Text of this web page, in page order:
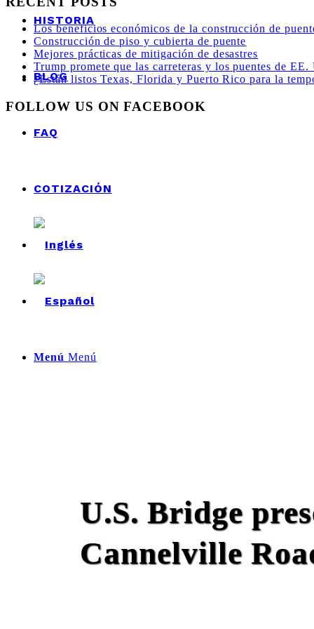
HISTORIA
BLOG
FAQ
COTIZACIÓN
Menú Menú
U.S. Bridge
Cannelville
Los beneficios económicos de la construcción de
Construcción de piso y cubierta de puente
Mejores prácticas de mitigación de desastres
Trump promete que las carreteras y los puentes de
¿Están listos Texas, Florida y Puerto Rico para la
FOLLOW US ON FACEBOOK